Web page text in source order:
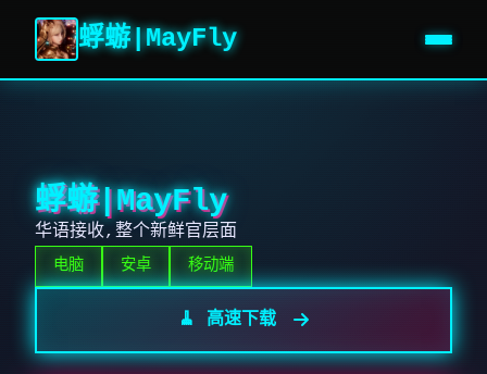
蜉蝣|MayFly
蜉蝣|MayFly
华语接收,整个新鲜官层面
电脑 安卓 移动端
🧹 高速下载